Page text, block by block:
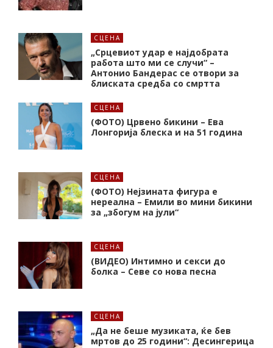
СЦЕНА
„Срцевиот удар е најдобрата
работа што ми се случи“ –
Антонио Бандерас се отвори за
блиската средба со смртта
СЦЕНА
(ФОТО) Црвено бикини – Ева
Лонгорија блеска и на 51 година
СЦЕНА
(ФОТО) Нејзината фигура е
нереална – Емили во мини бикини
за „збогум на јули“
СЦЕНА
(ВИДЕО) Интимно и секси до
болка – Севе со нова песна
СЦЕНА
„Да не беше музиката, ќе бев
мртов до 25 години“: Десингерица